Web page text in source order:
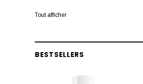
L'Oreal Paris
Tout afficher
BESTSELLERS